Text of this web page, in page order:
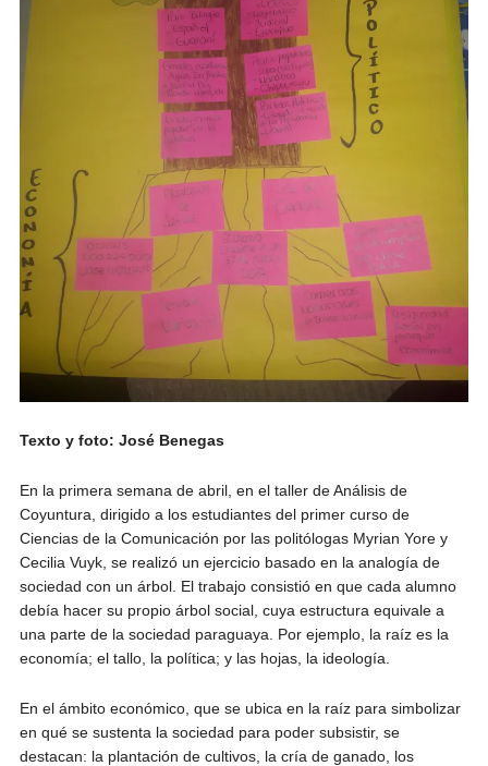
Texto y foto: José Benegas
En la primera semana de abril, en el taller de Análisis de
Coyuntura, dirigido a los estudiantes del primer curso de
Ciencias de la Comunicación por las politólogas Myrian Yore y
Cecilia Vuyk, se realizó un ejercicio basado en la analogía de
sociedad con un árbol. El trabajo consistió en que cada alumno
debía hacer su propio árbol social, cuya estructura equivale a
una parte de la sociedad paraguaya. Por ejemplo, la raíz es la
economía; el tallo, la política; y las hojas, la ideología.
En el ámbito económico, que se ubica en la raíz para simbolizar
en qué se sustenta la sociedad para poder subsistir, se
destacan: la plantación de cultivos, la cría de ganado, los